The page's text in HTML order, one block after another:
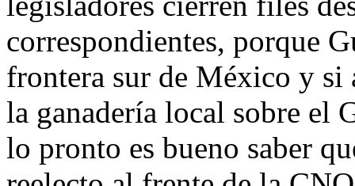
correspondientes, porque
frontera sur de México y si
la ganadería local sobre el
lo pronto es bueno saber